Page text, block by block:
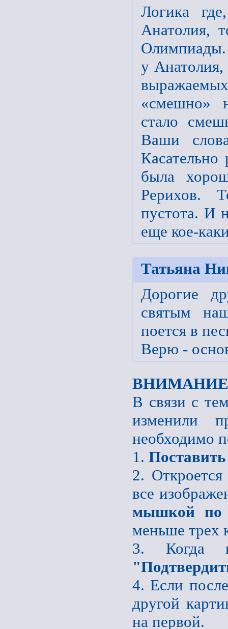
Логика
Анатолия,
Олимпиады.
у
«смешно»
стало
Ваши
Касательно
была
Рерихов.
пустота. И
еще кое-
Татьяна
Дорогие
святым
поется в
Верю -
В связи с
изменили
необходимо
1.
2.
все
мышкой по
меньше трех
3. Когда
4. Если
другой
на первой.